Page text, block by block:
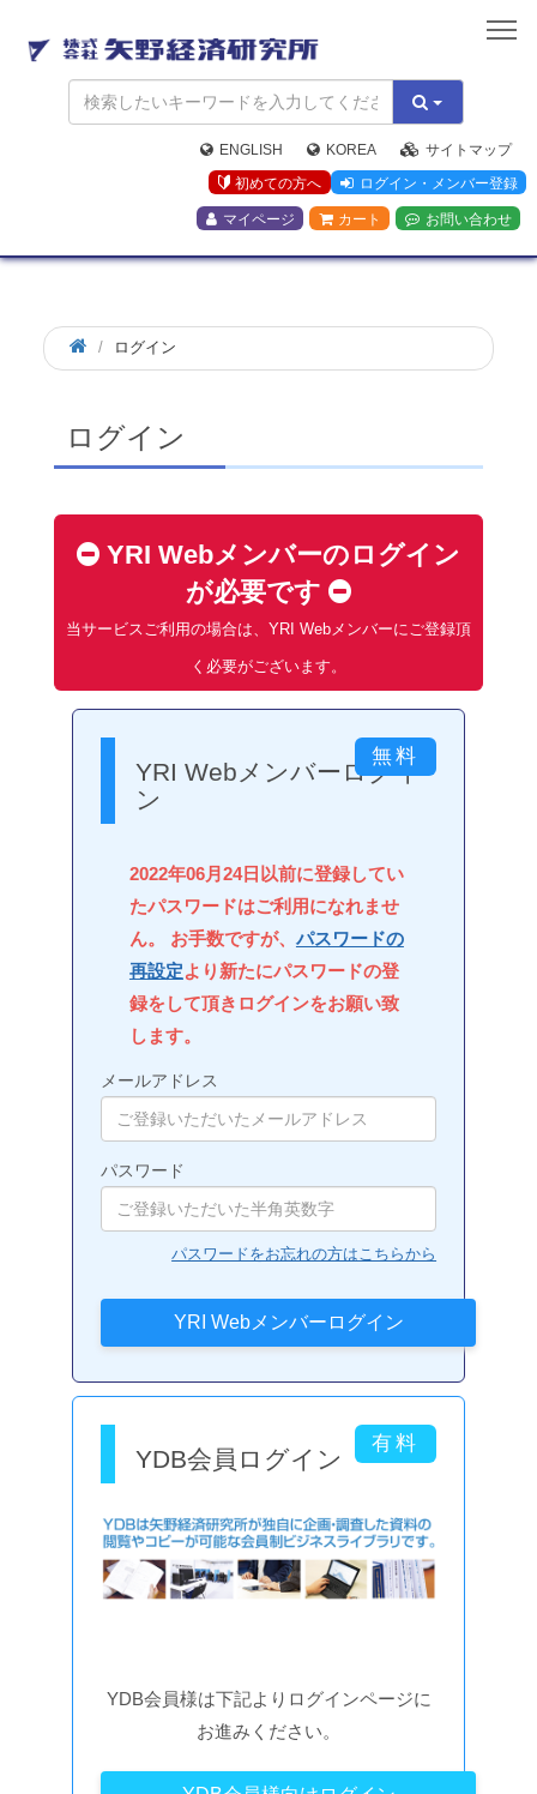
矢
野
経
済
研
究
所
ENGLISH KOREA
サイトマップ
初めての方へ
ログイン・メンバー登録
マイページ カート お問い合わせ
ログイン
ログイン
YRI Webメンバーのログイン
が必要です
当サービスご利用の場合は、YRI Webメンバーにご登録頂
く必要がございます。
YRI Webメンバーログイ
ン
2022年06月24日以前に登録してい
たパスワードはご利用になれませ
ん。 お手数ですが、 パスワードの
再設定より新たにパスワードの登
録をして頂きログインをお願い致
します。
メールアドレス
パスワード
パスワードをお忘れの方はこちらから
YDB会員ログイン
YDB会員様は下記よりログインページに
お進みください。